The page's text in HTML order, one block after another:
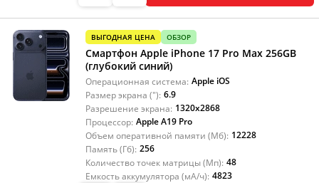
ВЫГОДНАЯ ЦЕНА ОБЗОР
Смартфон Apple iPhone 17 Pro Max 256GB
(глубокий синий)
Операционная система: Apple iOS
Размер экрана ("): 6.9
Разрешение экрана: 1320x2868
Процессор: Apple A19 Pro
Объем оперативной памяти (Мб): 12228
Память (Гб): 256
Количество точек матрицы (Мп): 48
Емкость аккумулятора (мА/ч): 4823